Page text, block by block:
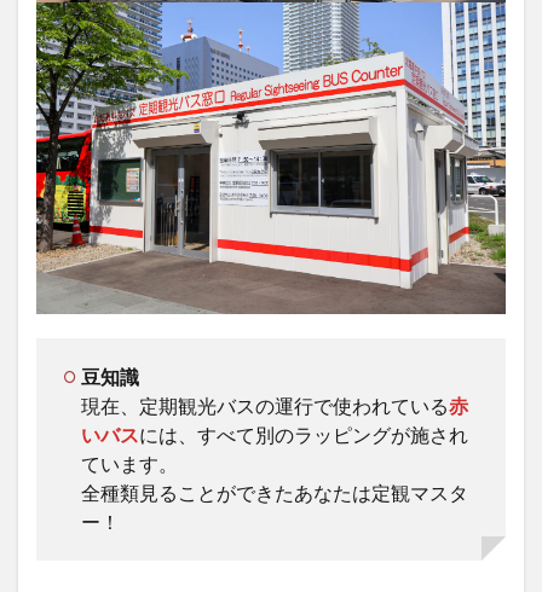
豆知識
現在、定期観光バスの運行で使われている赤
いバスには、すべて別のラッピングが施され
ています。
全種類見ることができたあなたは定観マスタ
ー！